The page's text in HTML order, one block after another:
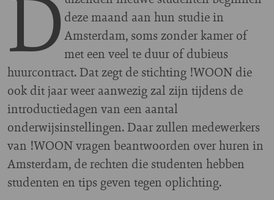
deze maand aan hun studie in
Amsterdam, soms zonder kamer of
met een veel te duur of dubieus
huurcontract. Dat zegt de stichting !WOON die
ook dit jaar weer aanwezig zal zijn tijdens de
introductiedagen van een aantal
onderwijsinstellingen. Daar zullen medewerkers
van !WOON vragen beantwoorden over huren in
Amsterdam, de rechten die studenten hebben
studenten en tips geven tegen oplichting.